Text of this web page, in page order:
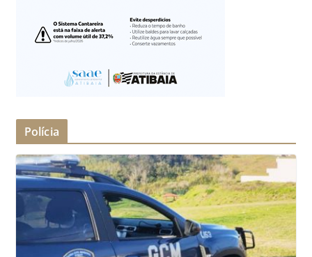
Polícia